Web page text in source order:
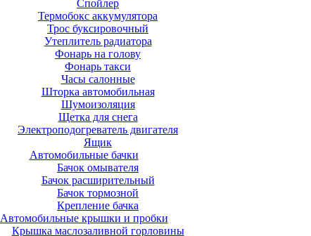
Спойлер
Термобокс аккумулятора
Трос буксировочный
Утеплитель радиатора
Фонарь на голову
Фонарь такси
Часы салонные
Шторка автомобильная
Шумоизоляция
Щетка для снега
Электроподогреватель двигателя
Ящик
Автомобильные бачки
Бачок омывателя
Бачок расширительный
Бачок тормозной
Крепление бачка
Автомобильные крышки и пробки
Крышка маслозаливной горловины